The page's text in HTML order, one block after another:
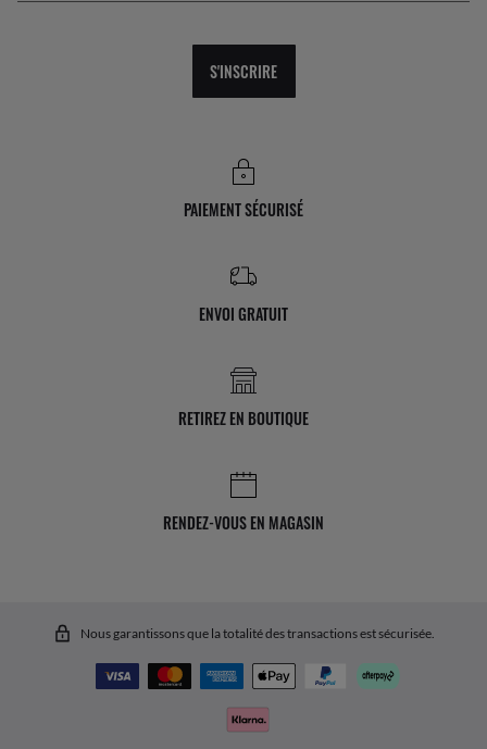
S'INSCRIRE
PAIEMENT SÉCURISÉ
ENVOI GRATUIT
RETIREZ EN BOUTIQUE
RENDEZ-VOUS EN MAGASIN
Nous garantissons que la totalité des transactions est sécurisée.